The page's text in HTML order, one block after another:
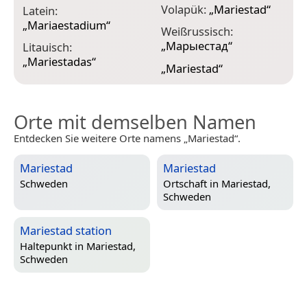
Latein:
„Mariaestadium“
Litauisch:
„Mariestadas“
Volapük: „Mariestad“
Weißrussisch:
„Марыестад“
„Mariestad“
Orte mit demselben Namen
Entdecken Sie weitere Orte namens „Mariestad“.
Mariestad
Schweden
Mariestad
Ortschaft in Mariestad,
Schweden
Mariestad station
Haltepunkt in Mariestad,
Schweden